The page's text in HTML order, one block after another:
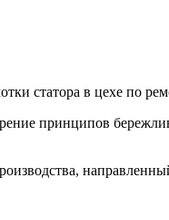
статора в цехе по
принципов